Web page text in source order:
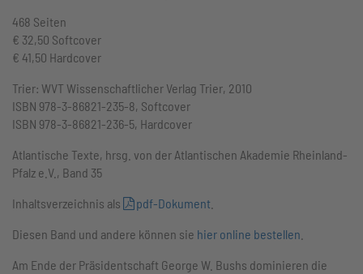
468 Seiten
€ 32,50 Softcover
€ 41,50 Hardcover
Trier: WVT Wissenschaftlicher Verlag Trier, 2010
ISBN 978-3-86821-235-8, Softcover
ISBN 978-3-86821-236-5, Hardcover
Atlantische Texte, hrsg. von der Atlantischen Akademie Rheinland-
Pfalz e.V., Band 35
Inhaltsverzeichnis als
pdf-Dokument
Diesen Band und andere können sie hier online bestellen
Am Ende der Präsidentschaft George W. Bushs dominieren die